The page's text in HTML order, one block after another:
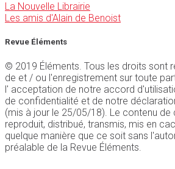
La Nouvelle Librairie
Les amis d'Alain de Benoist
Revue Éléments
© 2019 Éléments. Tous les droits sont
de et / ou l'enregistrement sur toute
l' acceptation de notre accord
de confidentialité et de notre
(mis à jour le 25/05/18). Le contenu de
reproduit, distribué, transmis, mis en
quelque manière que ce soit sans
préalable de la Revue Éléments.